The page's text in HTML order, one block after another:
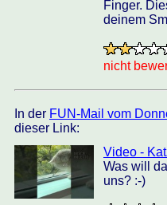
Finger.
deinem
nicht
In der FUN-Mail vom
dieser Link:
Video -
Was will
uns? :-)